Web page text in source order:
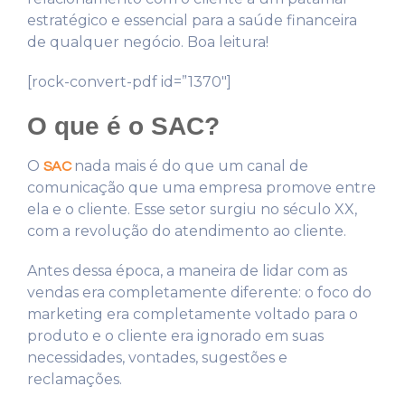
estratégico e essencial para a saúde financeira
de qualquer negócio. Boa leitura!
[rock-convert-pdf id=”1370″]
O que é o SAC?
O SACnada mais é do que um canal de
comunicação que uma empresa promove entre
ela e o cliente. Esse setor surgiu no século XX,
com a revolução do atendimento ao cliente.
Antes dessa época, a maneira de lidar com as
vendas era completamente diferente: o foco do
marketing era completamente voltado para o
produto e o cliente era ignorado em suas
necessidades, vontades, sugestões e
reclamações.